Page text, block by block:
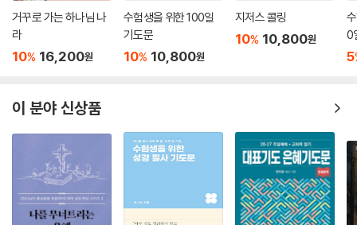
거꾸로 가는 하나님 나
라
10% 16,200원
수험생을 위한 100일
기도문
10% 10,800원
지저스 콜링
10% 10,800원
0
5
이 분야 신상품